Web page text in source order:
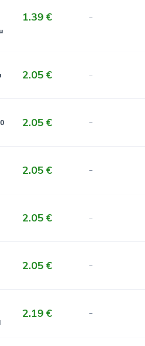
1.39 € –
2.05 € –
2.05 € –
2.05 € –
2.05 € –
2.05 € –
2.19 € –